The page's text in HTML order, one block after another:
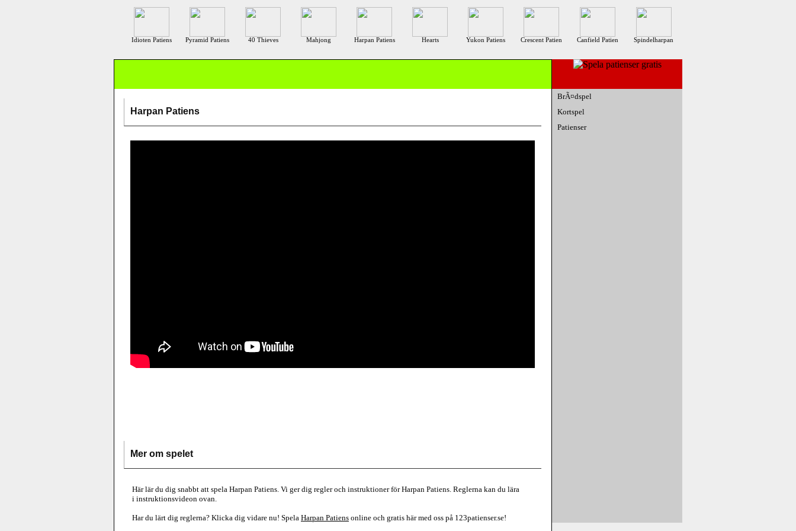
Idioten Patiens Pyramid Patiens 40 Thieves Mahjong Harpan Patiens Hearts Yukon Patiens Crescent Patien Canfield Patien Spindelharpan
Harpan Patiens
Mer om spelet
Här lär du dig snabbt att spela Harpan Patiens. Vi ger dig regler och instruktioner för Harpan Patiens. Reglerna kan du lära
i instruktionsvideon ovan.
Har du lärt dig reglerna? Klicka dig vidare nu! Spela Harpan Patiens online och gratis här med oss på 123patienser.se!
BrÃ¤dspel
Kortspel
Patienser